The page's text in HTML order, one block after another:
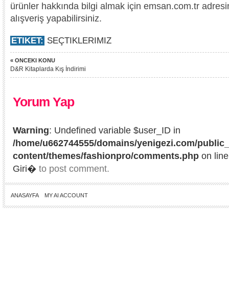
ürünler hakkında bilgi almak için emsan.com.tr
alışveriş yapabilirsiniz.
ETIKET: SEÇTIKLERIMIZ
« ONCEKI KONU
D&R Kitaplarda Kış İndirimi
Yorum Yap
Warning: Undefined variable $user_ID in
/home/u662744555/domains/yenigezi.com/
content/themes/fashionpro/comments.php on
Giri� to post comment.
ANASAYFA MY AI ACCOUNT